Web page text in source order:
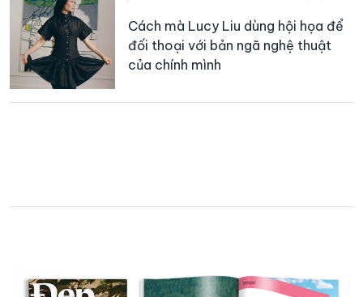
Cách mà Lucy Liu dùng hội họa để
đối thoại với bản ngã nghệ thuật
của chính mình